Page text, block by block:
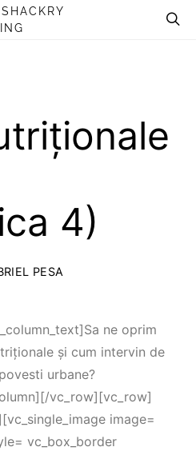
4)
PESA
ne oprim
și cum intervin de
urbane?
vc_row][vc_row]
image=
vc_box_border